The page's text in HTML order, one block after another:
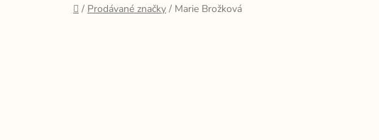
Domů
/ Prodávané značky / Marie Brožková